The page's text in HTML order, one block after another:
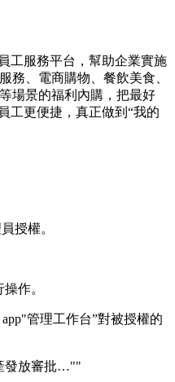
工服務平台，幫助企業實施
務、電商購物、餐飲美食、
場景的福利內購，把最好
工更便捷，真正做到“我的
授權。
作。
管理工作台”對被授權的
發放審批…""